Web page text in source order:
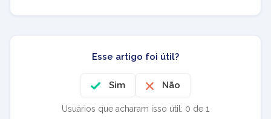
Esse artigo foi útil?
Sim Não
Usuários que acharam isso útil: 0 de 1